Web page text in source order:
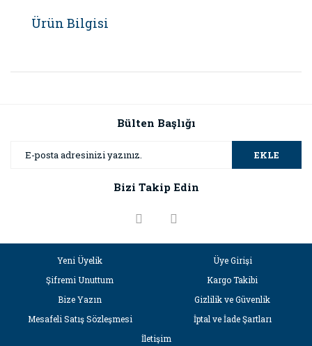
Ürün Bilgisi
Bülten Başlığı
EKLE
Bizi Takip Edin
Yeni Üyelik
Üye Girişi
Şifremi Unuttum
Kargo Takibi
Bize Yazın
Gizlilik ve Güvenlik
Mesafeli Satış Sözleşmesi
İptal ve İade Şartları
İletişim